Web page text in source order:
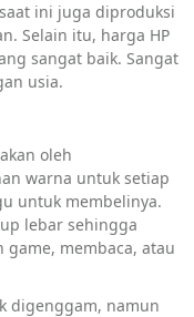
ini juga diproduksi
Selain itu, harga HP
sangat baik. Sangat
usia.
oleh
warna untuk setiap
untuk membelinya.
lebar sehingga
membaca, atau
digenggam, namun